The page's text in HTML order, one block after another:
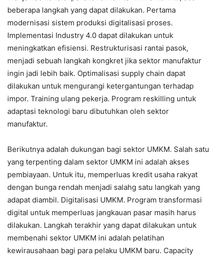
beberapa langkah yang dapat dilakukan. Pertama
modernisasi sistem produksi digitalisasi proses.
Implementasi Industry 4.0 dapat dilakukan untuk
meningkatkan efisiensi. Restrukturisasi rantai pasok,
menjadi sebuah langkah kongkret jika sektor manufaktur
ingin jadi lebih baik. Optimalisasi supply chain dapat
dilakukan untuk mengurangi ketergantungan terhadap
impor. Training ulang pekerja. Program reskilling untuk
adaptasi teknologi baru dibutuhkan oleh sektor
manufaktur.
Berikutnya adalah dukungan bagi sektor UMKM. Salah satu
yang terpenting dalam sektor UMKM ini adalah akses
pembiayaan. Untuk itu, memperluas kredit usaha rakyat
dengan bunga rendah menjadi salahg satu langkah yang
adapat diambil. Digitalisasi UMKM. Program transformasi
digital untuk memperluas jangkauan pasar masih harus
dilakukan. Langkah terakhir yang dapat dilakukan untuk
membenahi sektor UMKM ini adalah pelatihan
kewirausahaan bagi para pelaku UMKM baru. Capacity